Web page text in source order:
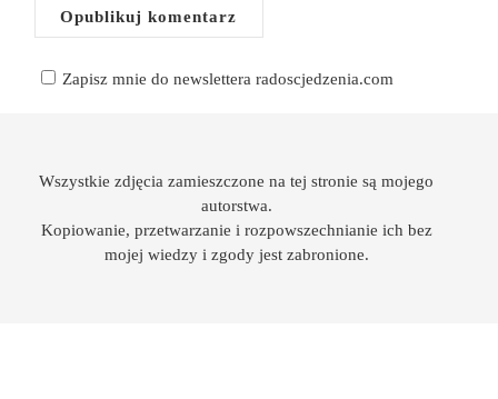
Zapisz mnie do newslettera radoscjedzenia.com
Wszystkie zdjęcia zamieszczone na tej stronie są mojego
autorstwa.
Kopiowanie, przetwarzanie i rozpowszechnianie ich bez
mojej wiedzy i zgody jest zabronione.